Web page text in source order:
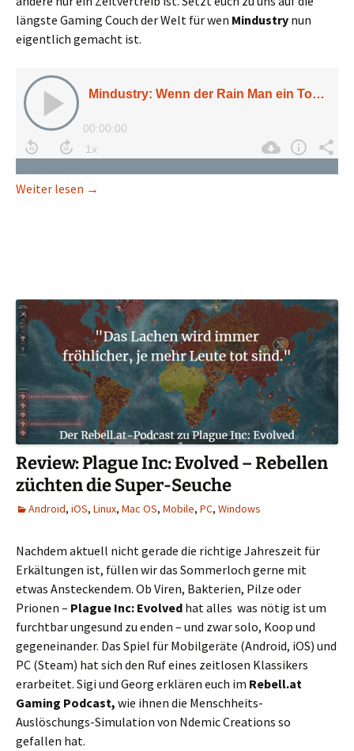
längste Gaming Couch der Welt für wen Mindustry nun
eigentlich gemacht ist.
Weiter lesen Mindustry: Wenn der Rain Man ein Tower-
→
Review: Plague Inc: Evolved – Rebellen
züchten die Super-Seuche
Android, iOS, Linux, Mac OS, Mobile, PC, Windows
Nachdem aktuell nicht gerade die richtige Jahreszeit für
Erkältungen ist, füllen wir das Sommerloch gerne mit
etwas Ansteckendem. Ob Viren, Bakterien, Pilze oder
Prionen – Plague Inc: Evolved hat alles was nötig ist um
furchtbar ungesund zu enden – und zwar solo, Koop und
gegeneinander. Das Spiel für Mobilgeräte (Android, iOS) und
PC (Steam) hat sich den Ruf eines zeitlosen Klassikers
erarbeitet. Sigi und Georg erklären euch im Rebell.at
Gaming Podcast, wie ihnen die Menschheits-
Auslöschungs-Simulation von Ndemic Creations so
gefallen hat.